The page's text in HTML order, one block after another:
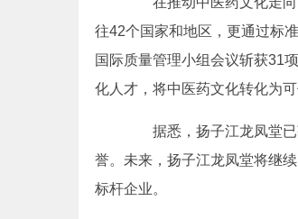
往42个国家和地区，更通过标
国际质量管理小组会议斩获31
化人才，将中医药文化转化为可
据悉，扬子江龙凤堂已获
誉。未来，扬子江龙凤堂将继
标杆企业。